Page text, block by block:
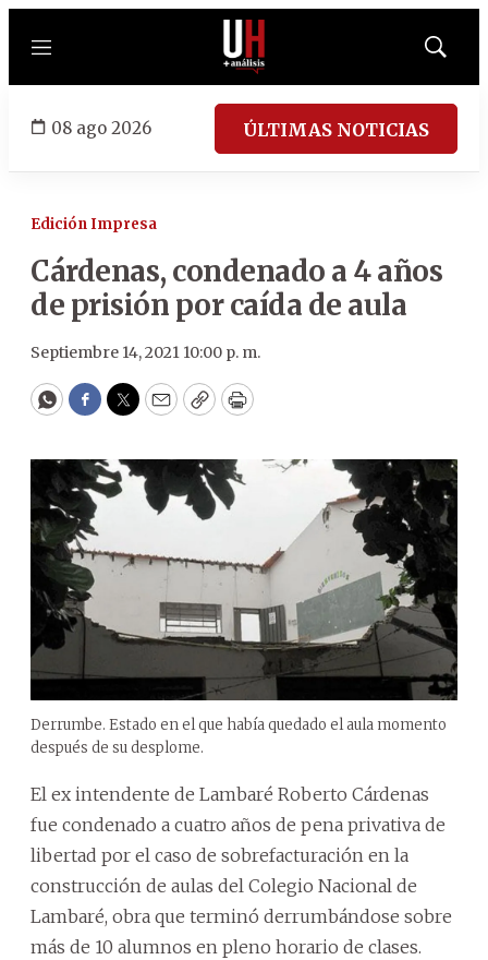
Menú
Mostrar
08 ago 2026 ÚLTIMAS NOTICIAS
Edición Impresa
Cárdenas, condenado a 4 años
de prisión por caída de aula
Septiembre 14, 2021 10:00 p. m.
WhatsApp
Facebook
Twitter
EmailCopyPrint
Derrumbe. Estado en el que había quedado el aula momento
después de su desplome.
El ex intendente de Lambaré Roberto Cárdenas
fue condenado a cuatro años de pena privativa de
libertad por el caso de sobrefacturación en la
construcción de aulas del Colegio Nacional de
Lambaré, obra que terminó derrumbándose sobre
más de 10 alumnos en pleno horario de clases.